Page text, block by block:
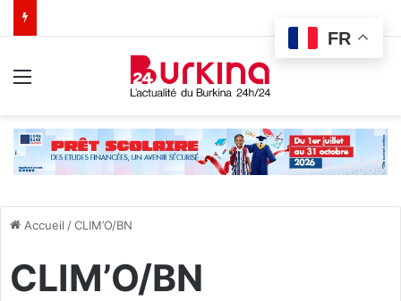
Accueil /CLIM’O/BN
CLIM’O/BN
FR